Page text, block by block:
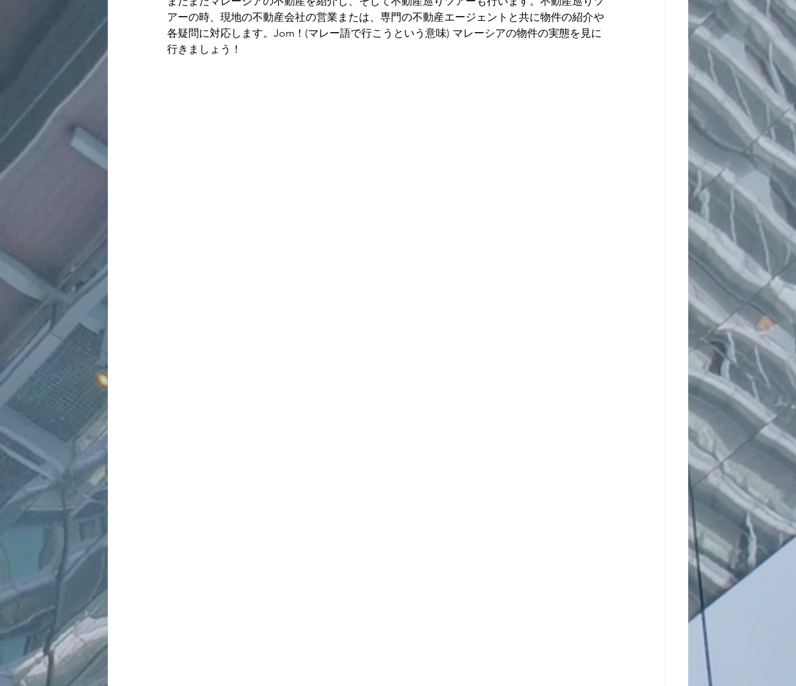
アーの時、現地の不動産会社の営業または、専門の不動産エージェントと共に物件の紹介や
各疑問に対応します。Jom！(マレー語で行こうという意味) マレーシアの物件の実態を見に
行きましょう！